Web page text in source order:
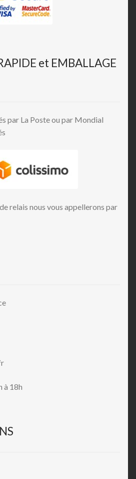
et EMBALLAGE
par La Poste ou par Mondial
relais nous vous appellerons par
à 18h